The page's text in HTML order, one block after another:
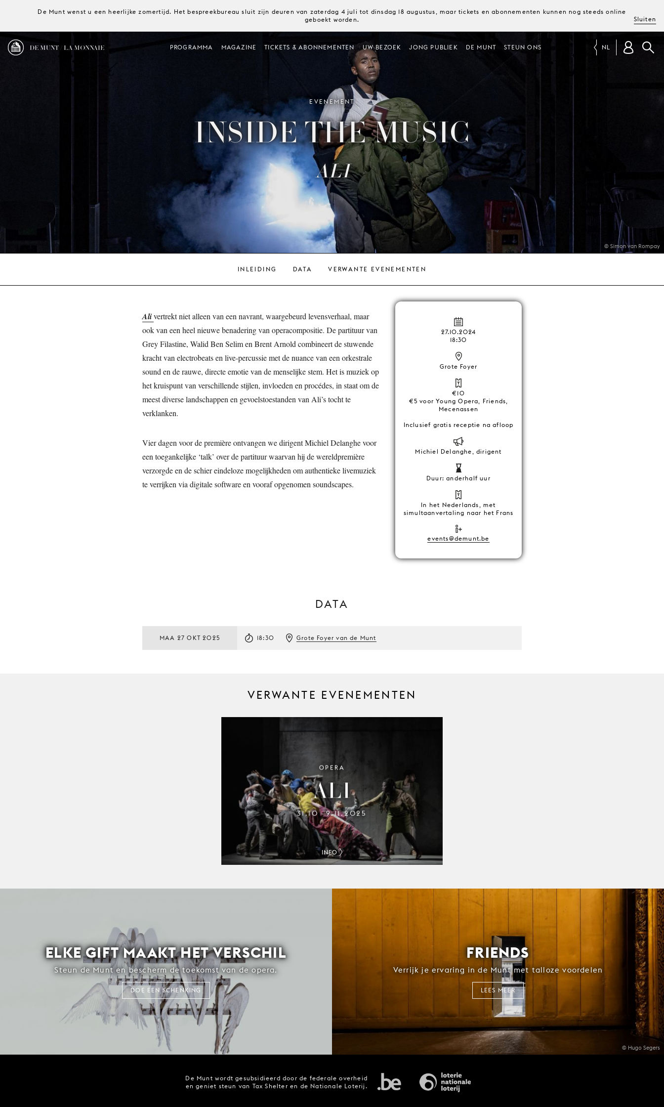
De Munt wenst u een heerlijke zomertijd. Het bespreekbureau sluit zijn deuren van zaterdag 4 juli tot dinsdag 18 augustus, maar tickets en abonnementen kunnen nog steeds online
geboekt worden.
Sluiten
DE MUNT / LA MONNAIE PROGRAMMA MAGAZINE TICKETS & ABONNEMENTEN UW BEZOEK JONG PUBLIEK DE MUNT STEUN ONS NL
© Simon van Rompay
EVENEMENT
INSIDE THE MUSIC
ALI
INLEIDING DATA VERWANTE EVENEMENTEN
Alivertrekt niet alleen van een navrant, waargebeurd levensverhaal, maar
ook van een heel nieuwe benadering van operacompositie. De partituur van
Grey Filastine, Walid Ben Selim en Brent Arnold combineert de stuwende
kracht van electrobeats en live-percussie met de nuance van een orkestrale
sound en de rauwe, directe emotie van de menselijke stem. Het is muziek op
het kruispunt van verschillende stijlen, invloeden en procédes, in staat om de
meest diverse landschappen en gevoelstoestanden van Ali’s tocht te
verklanken.
Vier dagen voor de première ontvangen we dirigent Michiel Delanghe voor
een toegankelijke ‘talk’ over de partituur waarvan hij de wereldpremière
verzorgde en de schier eindeloze mogelijkheden om authentieke livemuziek
te verrijken via digitale software en vooraf opgenomen soundscapes.
27.10.2024
18:30
Grote Foyer
€10
€5 voor Young Opera, Friends,
Mecenassen
Inclusief gratis receptie na afloop
Michiel Delanghe, dirigent
Duur: anderhalf uur
In het Nederlands, met
simultaanvertaling naar het Frans
events@demunt.be
DATA
MAA 27 OKT 2025 18:30 Grote Foyer van de Munt
VERWANTE EVENEMENTEN
OPERA
ALI
31.10–9.11.2025
INFO
ELKE GIFT MAAKT HET VERSCHIL
Steun de Munt en bescherm de toekomst van de opera.
DOE EEN SCHENKING
© Hugo Segers
FRIENDS
Verrijk je ervaring in de Munt met talloze voordelen
LEES MEER
De Munt wordt gesubsidieerd door de federale overheid
en geniet steun van Tax Shelter en de Nationale Loterij.